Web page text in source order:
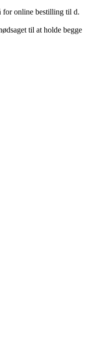
for online bestilling til d.
til at holde begge